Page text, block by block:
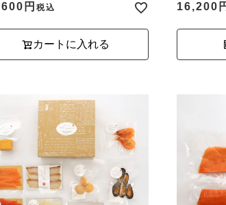
税込
カートに入れる
16,200